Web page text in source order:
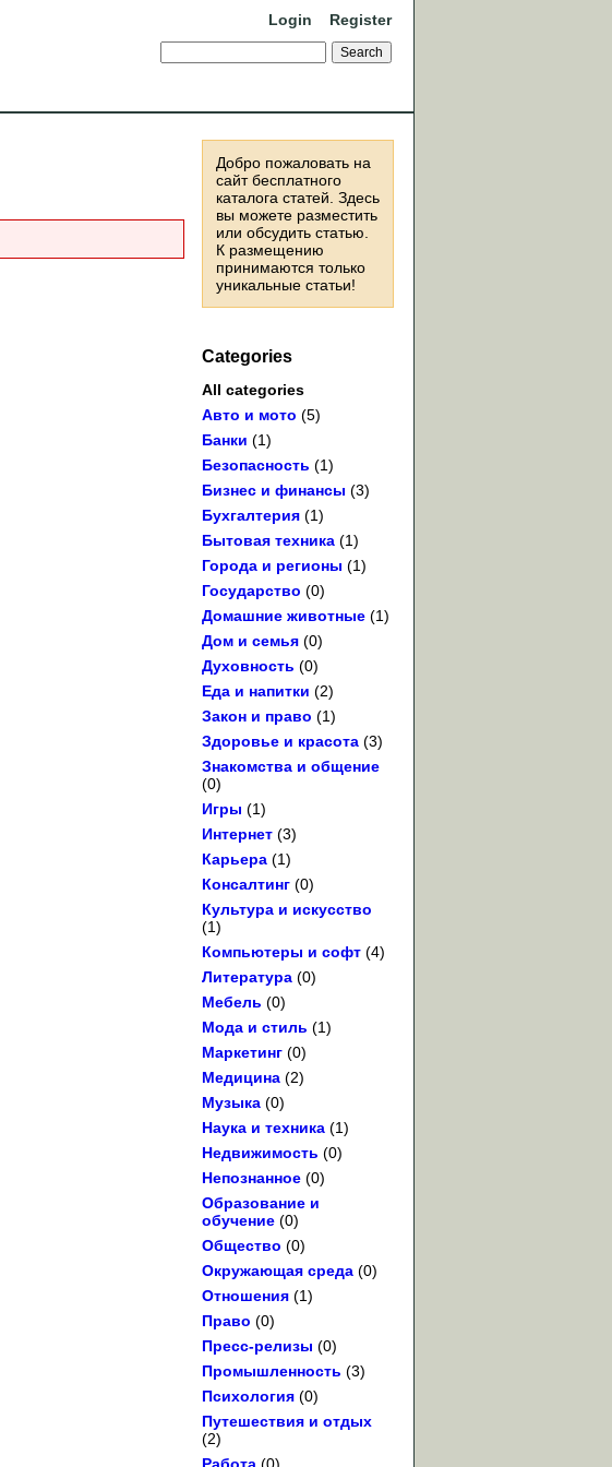
Login Register
Добро пожаловать на
сайт бесплатного
каталога статей. Здесь
вы можете разместить
или обсудить статью.
К размещению
принимаются только
уникальные статьи!
Categories
All categories
Авто и мото (5)
Банки (1)
Безопасность (1)
Бизнес и финансы (3)
Бухгалтерия (1)
Бытовая техника (1)
Города и регионы (1)
Государство (0)
Домашние животные (1)
Дом и семья (0)
Духовность (0)
Еда и напитки (2)
Закон и право (1)
Здоровье и красота (3)
Знакомства и общение
(0)
Игры (1)
Интернет (3)
Карьера (1)
Консалтинг (0)
Культура и искусство
(1)
Компьютеры и софт (4)
Литература (0)
Мебель (0)
Мода и стиль (1)
Маркетинг (0)
Медицина (2)
Музыка (0)
Наука и техника (1)
Недвижимость (0)
Непознанное (0)
Образование и
обучение (0)
Общество (0)
Окружающая среда (0)
Отношения (1)
Право (0)
Пресс-релизы (0)
Промышленность (3)
Психология (0)
Путешествия и отдых
(2)